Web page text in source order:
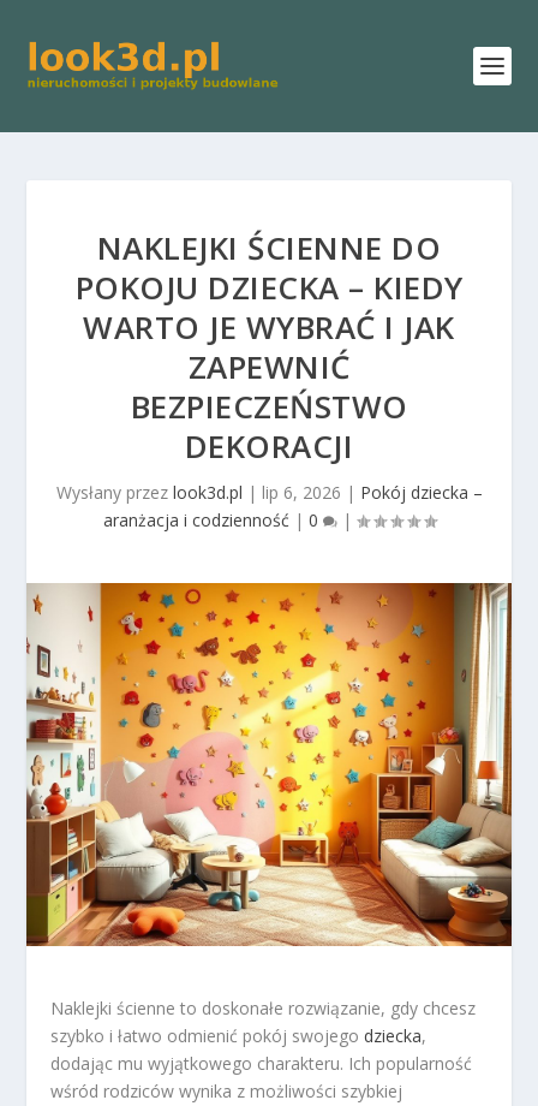
NAKLEJKI ŚCIENNE DO
POKOJU DZIECKA – KIEDY
WARTO JE WYBRAĆ I JAK
ZAPEWNIĆ
BEZPIECZEŃSTWO
DEKORACJI
Wysłany przez look3d.pl | lip 6, 2026 | Pokój dziecka –
aranżacja i codzienność | 0 |
Naklejki ścienne to doskonałe rozwiązanie, gdy chcesz
szybko i łatwo odmienić pokój swojego dziecka,
dodając mu wyjątkowego charakteru. Ich popularność
wśród rodziców wynika z możliwości szybkiej